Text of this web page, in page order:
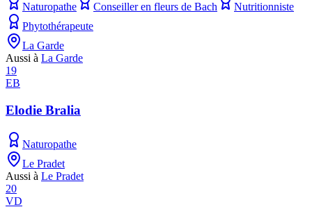
Naturopathe Conseiller en fleurs de Bach
Nutritionniste
Phytothérapeute
La Garde
Aussi à La Garde
19
EB
Elodie Bralia
Naturopathe
Le Pradet
Aussi à Le Pradet
20
VD